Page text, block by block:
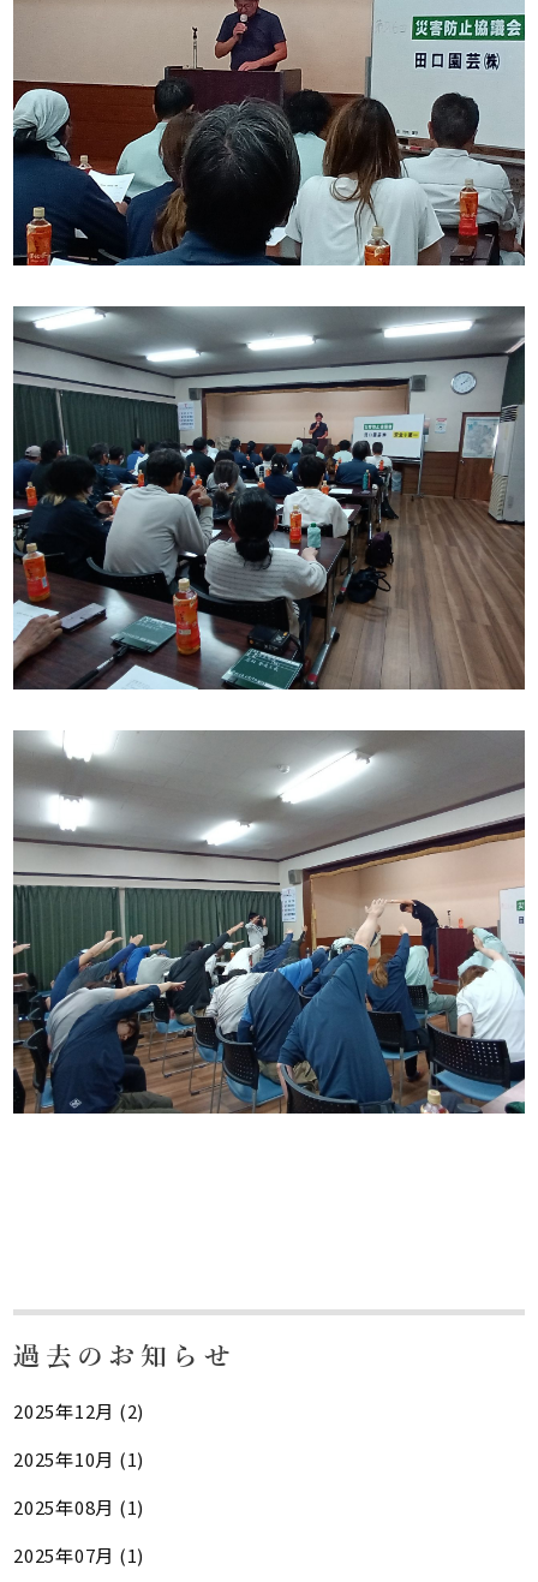
過去のお知らせ
2025年12月 (2)
2025年10月 (1)
2025年08月 (1)
2025年07月 (1)